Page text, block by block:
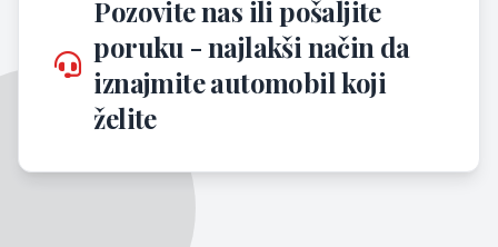
Pozovite nas ili pošaljite
poruku - najlakši način da
iznajmite automobil koji
želite